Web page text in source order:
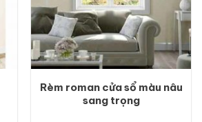
Rèm roman cửa sổ màu nâu
sang trọng